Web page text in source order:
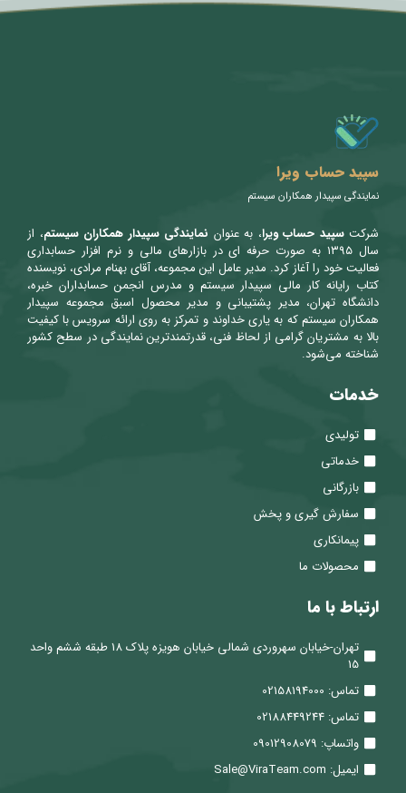
متن سربرگ خود را وارد کنید
سپید حساب ویرا
نمایندگی سپیدار همکاران سیستم
شرکتسپید حساب ویرا، به عنوان نمایندگی سپیدار همکاران سیستم، از
سال ۱۳۹۵ به صورت حرفه ای در بازارهای مالی و نرم افزار حسابداری
فعالیت خود را آغاز کرد. مدیر عامل این مجموعه، آقای بهنام مرادی، نویسنده
کتاب رایانه کار مالی سپیدار سیستم و مدرس انجمن حسابداران خبره،
دانشگاه تهران، مدیر پشتیبانی و مدیر محصول اسبق مجموعه سپیدار
همکاران سیستم که به یاری خداوند و تمرکز به روی ارائه سرویس با کیفیت
بالا به مشتریان گرامی از لحاظ فنی، قدرتمندترین نمایندگی در سطح کشور
شناخته می‌شود.
خدمات
تولیدی
خدماتی
بازرگانی
سفارش گیری و پخش
پیمانکاری
محصولات ما
ارتباط با ما
تهران-خیابان سهروردی شمالی خیابان هویزه پلاک 18 طبقه ششم واحد
15
تماس: 02158194000
تماس: 02188449244
واتساپ: 09012908079
ایمیل: Sale@ViraTeam.com